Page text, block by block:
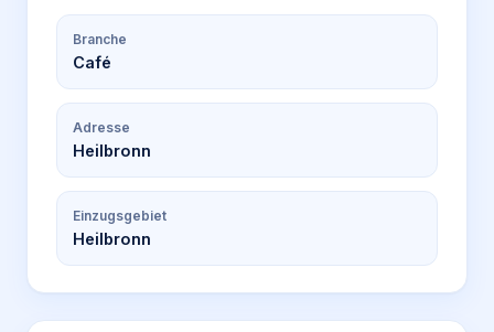
Branche
Café
Adresse
Heilbronn
Einzugsgebiet
Heilbronn